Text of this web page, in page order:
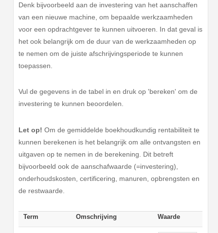
Denk bijvoorbeeld aan de investering van het aanschaffen
van een nieuwe machine, om bepaalde werkzaamheden
voor een opdrachtgever te kunnen uitvoeren. In dat geval is
het ook belangrijk om de duur van de werkzaamheden op
te nemen om de juiste afschrijvingsperiode te kunnen
toepassen.
Vul de gegevens in de tabel in en druk op 'bereken' om de
investering te kunnen beoordelen.
Let op! Om de gemiddelde boekhoudkundig rentabiliteit te
kunnen berekenen is het belangrijk om alle ontvangsten en
uitgaven op te nemen in de berekening. Dit betreft
bijvoorbeeld ook de aanschafwaarde (=investering),
onderhoudskosten, certificering, manuren, opbrengsten en
de restwaarde.
Term Omschrijving Waarde